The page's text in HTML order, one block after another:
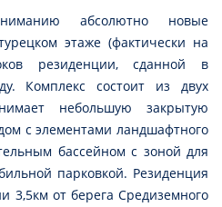
абсолютно новые
этаже (фактически на
резиденции, сданной в
Комплекс состоит из двух
небольшую закрытую
с элементами ландшафтного
бассейном с зоной для
парковкой. Резиденция
3,5км от берега Средиземного